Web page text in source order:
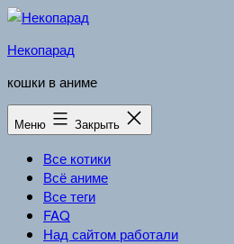
Перейти
содержимому
Некопарад
кошки в аниме
Меню Закрыть
Все котики
Всё аниме
Все теги
FAQ
Над сайтом работали